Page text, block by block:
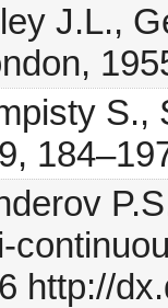
J.L.,
S.,
http://